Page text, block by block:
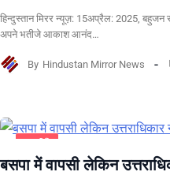
हिन्दुस्तान मिरर न्यूज़: 15अप्रैल: 2025, बहुजन
अपने भतीजे आकाश आनंद…
By Hindustan Mirror News
बसपा में वापसी लेकिन